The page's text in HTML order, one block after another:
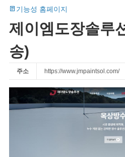
기능성 홈페이지
제이엠도장솔루
송)
주소 https://www.jmpaintsol.com/